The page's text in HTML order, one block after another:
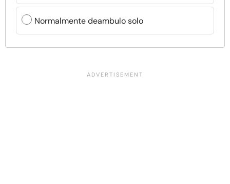
Normalmente deambulo solo